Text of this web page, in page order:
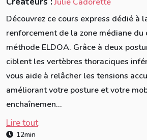
Découvrez ce cours express dédié à
renforcement de la zone médiane du
méthode ELDOA. Grâce à deux
ciblent les vertèbres thoraciques
vous aide à relâcher les tensions
améliorant votre posture et votre
enchaînemen...
Lire tout
12min